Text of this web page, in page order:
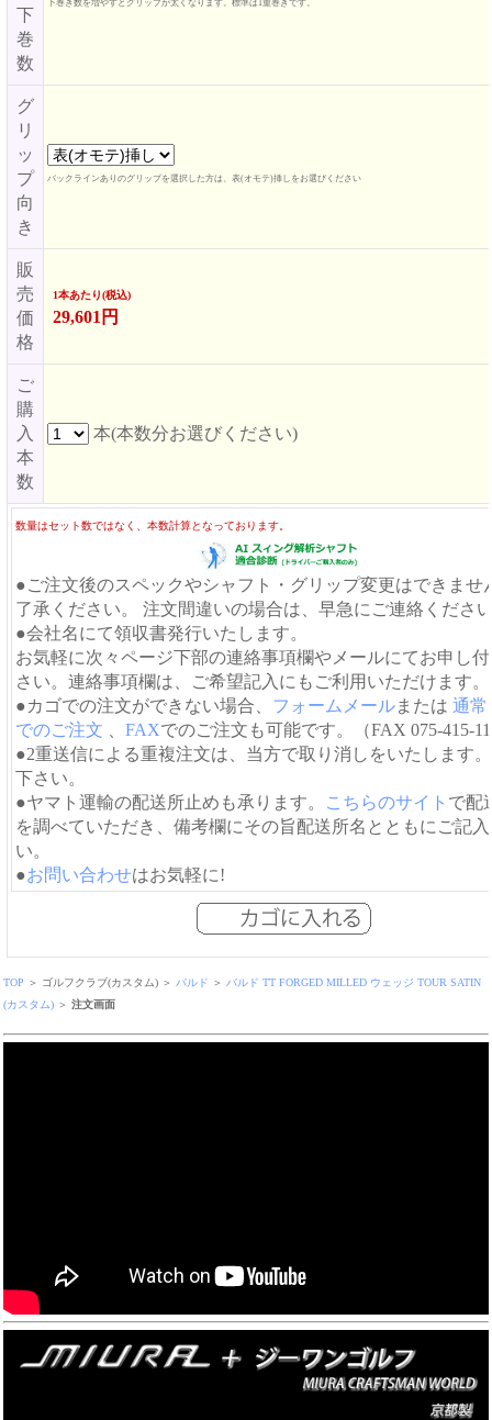
下
巻
数
下巻き数を増やすとグリップが太くなります。標準は1重巻きです。
グ
リ
ッ
プ
向
き
バックラインありのグリップを選択した方は、表(オモテ)挿しをお選びください
販
売
価
格
1本あたり(税込)
29,601円
ご
購
入
本
数
本(本数分お選びください)
数量はセット数ではなく、本数計算となっております。
●ご注文後のスペックやシャフト・グリップ変更はできませ
了承ください。 注文間違いの場合は、早急にご連絡くださ
●会社名にて領収書発行いたします。
お気軽に次々ページ下部の連絡事項欄やメールにてお申し
さい。連絡事項欄は、ご希望記入にもご利用いただけます。
●カゴでの注文ができない場合、 フォームメールまたは 通常
でのご注文
FAXでのご注文も可能です。（FAX 075-415-
●2重送信による重複注文は、当方で取り消しをいたします
下さい。
●ヤマト運輸の配送所止めも承ります。
こちらのサイト で配
を調べていただき、備考欄にその旨配送所名とともにご記
い。
●お問い合わせはお気軽に!
TOP ＞ ゴルフクラブ(カスタム) ＞ バルド ＞ バルド TT FORGED MILLED ウェッジ TOUR SATIN
(カスタム) ＞ 注文画面